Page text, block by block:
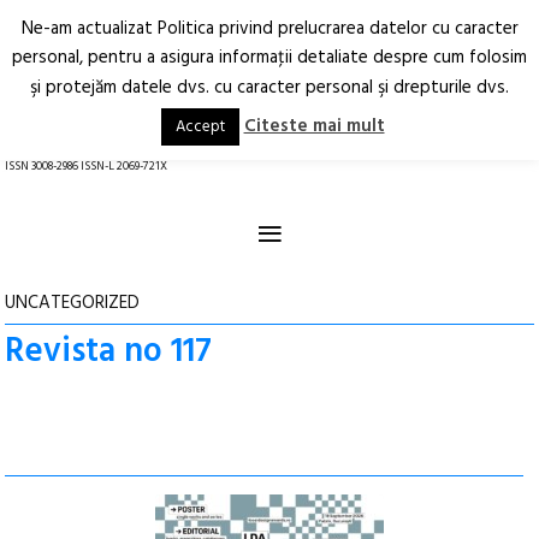
Arhitectură.
Oraș.
RO EN
ISSN 3008-2986 ISSN-L 2069-721X
≡
UNCATEGORIZED
Revista no 117
Ne-am actualizat Politica privind prelucrarea datelor cu caracter
personal, pentru a asigura informaţii detaliate despre cum folosim
şi protejăm datele dvs. cu caracter personal şi drepturile dvs.
Accept Citeste mai mult